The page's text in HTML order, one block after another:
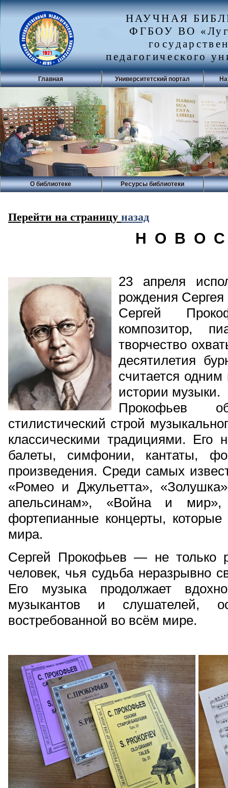
НАУЧНАЯ
ФГБОУ ВО
педагогического
Главная Университетский портал
О библиотеке Ресурсы библиотеки
Перейти на страницу назад
Н О В О
23 апреля
рождения
Сергей
композитор,
творчество
десятилетия
считается
истории музыки.
Прокофьев
стилистический строй
классическими традициями. Его
балеты, симфонии, кантаты,
произведения. Среди самых
«Ромео и Джульетта»,
апельсинам», «Война и
фортепианные концерты,
мира.
Сергей Прокофьев — не только
человек, чья судьба неразрывно
Его музыка продолжает
музыкантов и слушателей,
востребованной во всём мире.